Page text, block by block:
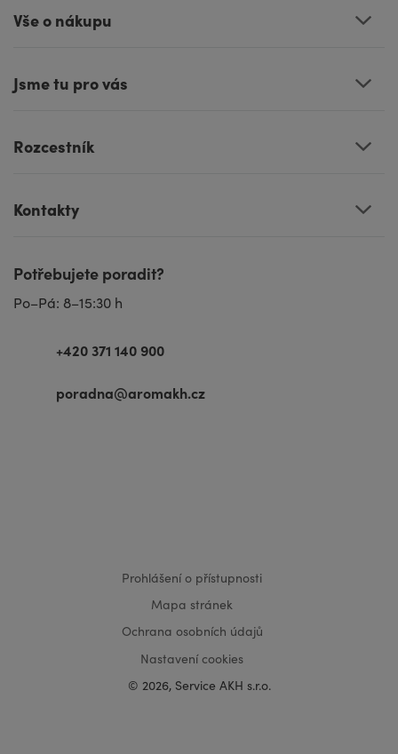
Vše o nákupu
Jsme tu pro vás
Rozcestník
Kontakty
Potřebujete poradit?
Po–Pá: 8–15:30 h
+420 371 140 900
poradna@aromakh.cz
Prohlášení o přístupnosti
Mapa stránek
Ochrana osobních údajů
Nastavení cookies
© 2026, Service AKH s.r.o.